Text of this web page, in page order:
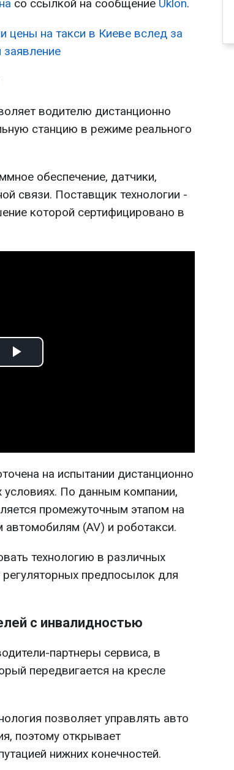
со ссылкой на сообщение Uklon.
цены на такси в Киеве вслед за
водителю дистанционно
станцию в режиме реального
обеспечение, датчики,
связи. Поставщик технологии -
которой сертифицировано в
Play
на испытании дистанционно
По данным компании,
промежуточным этапом на
(AV) и роботакси.
технологию в различных
регуляторных предпосылок для
с инвалидностью
партнеры сервиса, в
передвигается на кресле
позволяет управлять авто
поэтому открывает
нижних конечностей.